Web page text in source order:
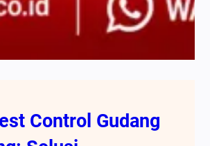
Control Gudang